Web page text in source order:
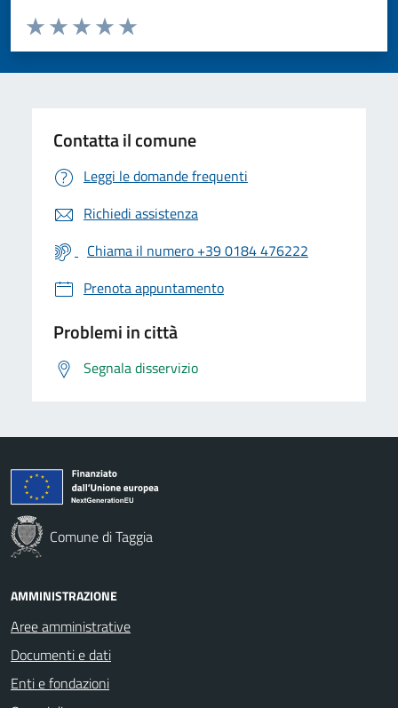
Valuta da 1 a 5 stelle la pagina
Valuta 5 stelle su 5
Valuta 4 stelle su 5
Valuta 3 stelle su 5
Valuta 2 stelle su 5
Valuta 1 stelle su 5
Contatta il comune
Leggi le domande frequenti
Richiedi assistenza
Chiama il numero +39 0184 476222
Prenota appuntamento
Problemi in città
Segnala disservizio
Comune di Taggia
AMMINISTRAZIONE
Aree amministrative
Documenti e dati
Enti e fondazioni